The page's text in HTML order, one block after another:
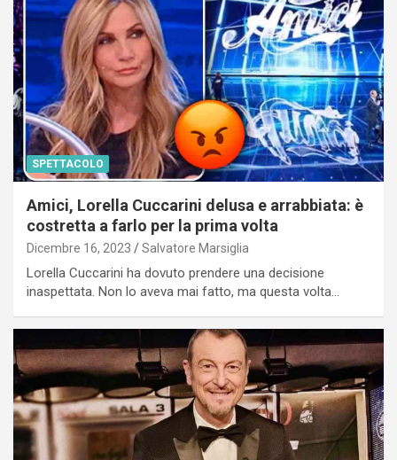
SPETTACOLO
Amici, Lorella Cuccarini delusa e arrabbiata: è
costretta a farlo per la prima volta
Dicembre 16, 2023 Salvatore Marsiglia
Lorella Cuccarini ha dovuto prendere una decisione
inaspettata. Non lo aveva mai fatto, ma questa volta…